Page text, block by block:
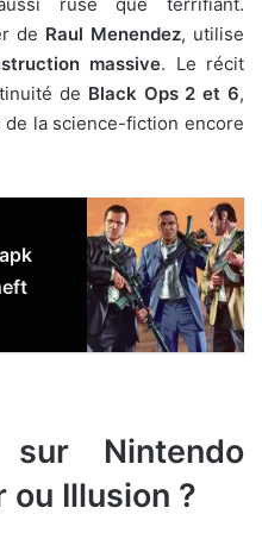
de Raul Menendez, utilise
massive. Le récit
de Black Ops 2 et 6,
la science-fiction encore
Nintendo
ou Illusion ?